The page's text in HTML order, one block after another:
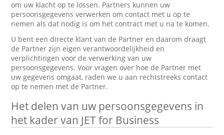
om uw klacht op te lossen. Partners kunnen uw
persoonsgegevens verwerken om contact met u op te
nemen als dat nodig is om het contract met u na te komen.
U bent een directe klant van de Partner en daarom draagt
de Partner zijn eigen verantwoordelijkheid en
verplichtingen voor de verwerking van uw
persoonsgegevens. Voor vragen over hoe de Partner met
uw gegevens omgaat, raden we u aan rechtstreeks contact
op te nemen met de Partner.
Het delen van uw persoonsgegevens in
het kader van JET for Business